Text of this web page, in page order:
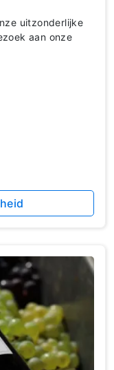
uitzonderlijke
aan onze